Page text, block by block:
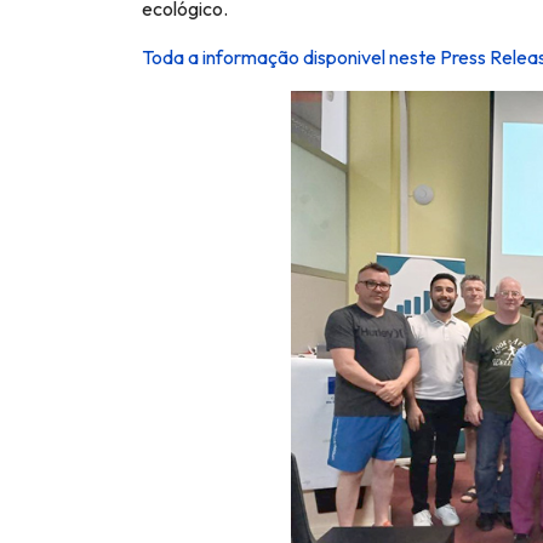
ecológico.
Toda a informação disponivel neste Press